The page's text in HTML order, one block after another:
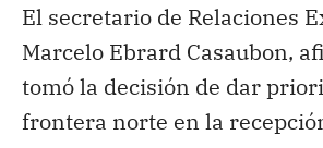
El secretario de Relaciones
Marcelo Ebrard Casaubon,
tomó la decisión de dar
frontera norte en la